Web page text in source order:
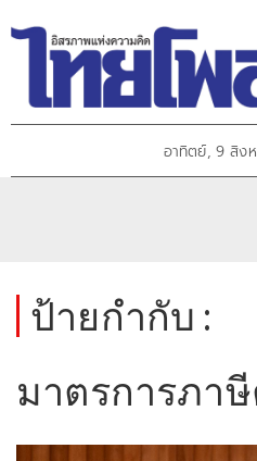
อาทิตย์, 9 สิง
ป้ายกำกับ :
มาตรการภา